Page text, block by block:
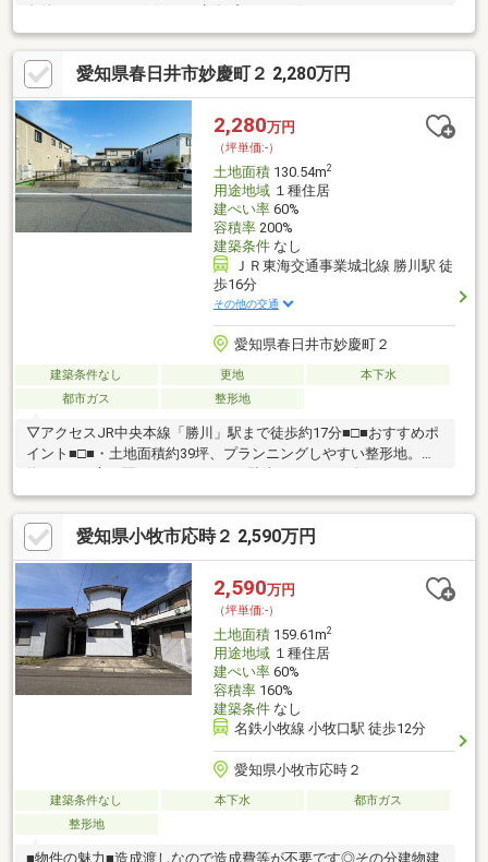
条件なしのため、お好みの建築プランでお住まいづくりいただけ
ます＼駅近好立地／・「上飯田駅」徒歩7分・辻小学校徒歩8分・
北陵中学校徒歩22分・アピタ名古屋北店やエクボスタイル辻町店
が徒歩圏内でお買い物も便利です！＼近隣エリアも取り扱いして
おります／ 中、東、西、中村、昭和、千種、北、熱田、瑞穂、
名東区など名古屋市内エリアを問わずご紹介可能！名古屋市内に6
店舗（久屋大通、覚王山、御器所、大曽根、新瑞橋、藤が丘）、
最寄りの営業所にてご対応いたします！
愛知県春日井市妙慶町２ 2,280万円
2,280万円
（坪単価:-）
土地面積130.54m2
用途地域１種住居
建ぺい率60%
容積率200%
建築条件なし
ＪＲ東海交通事業城北線 勝川駅 徒
歩16分
その他の交通
愛知県春日井市妙慶町２
建築条件なし 更地
本下水
都市ガス
整形地
▽アクセスJR中央本線「勝川」駅まで徒歩約17分■□■おすすめポ
イント■□■・土地面積約39坪、プランニングしやすい整形地。・
能。・前面道路が広く、大きなお車の出し入れもスムーズで安
心。・建築条件なしのお土地。お好きなハウスメーカーや工務店
で理想の家づくりが叶います。・JR「勝川」駅まで徒歩圏内で、
名古屋方面への通勤・通学にも便利な立地。・徒歩2分のコンビニ
や徒歩圏内のスーパーなど毎日のお買い物に困らない周辺環境。
■□■周辺施設■□■「ローソン 春日井妙慶町店」まで徒歩約2分「西
友 勝川店」まで徒歩約9分
愛知県小牧市応時２ 2,590万円
2,590万円
（坪単価:-）
土地面積159.61m2
用途地域１種住居
建ぺい率60%
容積率160%
建築条件なし
名鉄小牧線 小牧口駅 徒歩12分
愛知県小牧市応時２
建築条件なし 本下水
都市ガス
整形地
■物件の魅力■造成渡しなので造成費等が不要です◎その分建物建